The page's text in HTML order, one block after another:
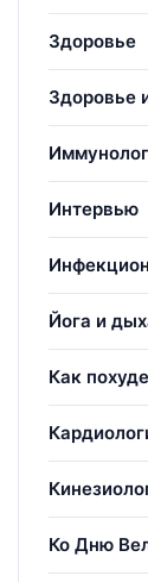
Здоровье
Здоровье
Интервью
Йога и
Как
Ко Дню